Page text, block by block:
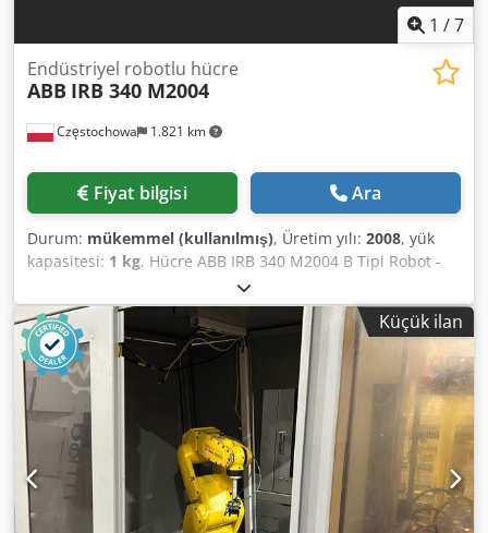
1 /7
Częstochowa 1.821 km
Endüstriyel robotlu hücre
ABB IRB 340 M2004
Fiyat bilgisi Ara
Durum: mükemmel (kullanılmış), Üretim yılı: 2008, yük
kapasitesi: 1 kg, Hücre ABB IRB 340 M2004 B Tipi Robot -
34-51225 Dcodpfoqffhhjx Ag Ejk Üretim ülkesi: İsveç Üretim
tarihi: 2008 Kontrol sistemi: ABB M2004 Eksen sayısı: 4 Yük
kapasitesi: 1 kg Robot ağırlığı: 140 kg Aralık: Çap - 1130 mm
Yükseklik - 250 mm Rotasyon - sınır yok Hücre boyutları:
Uzunluk - 150 cm genişlik - 145 cm Yükseklik - 240 cm
Hücrede 65 cm uzunluğunda ve 100 cm genişliğinde iki
bantlı konveyör bulunmaktadır.
Küçük ilan